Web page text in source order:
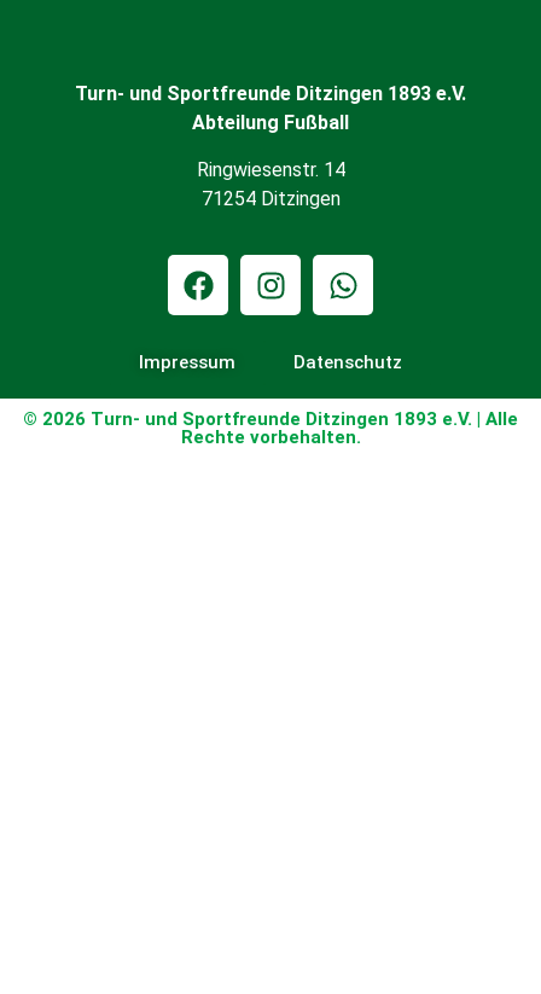
Turn- und Sportfreunde Ditzingen 1893 e.V.
Abteilung Fußball
Ringwiesenstr. 14
71254 Ditzingen
Impressum Datenschutz
© 2026 Turn- und Sportfreunde Ditzingen 1893 e.V. | Alle
Rechte vorbehalten.